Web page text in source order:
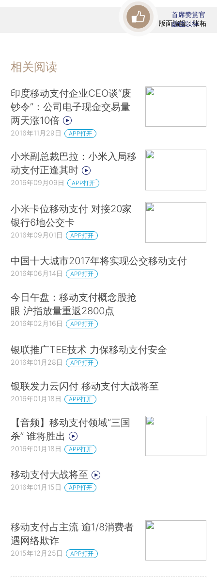
版面编辑：张柘
首席赞赏官
虚位以待
相关阅读
印度移动支付企业CEO谈“废
钞令”：公司电子现金交易量
两天涨10倍
2016年11月29日 APP打开
小米副总裁巴拉：小米入局移
动支付正逢其时
2016年09月09日 APP打开
小米卡位移动支付 对接20家
银行6地公交卡
2016年09月01日 APP打开
中国十大城市2017年将实现公交移动支付
2016年06月14日 APP打开
今日午盘：移动支付概念股抢
眼 沪指放量重返2800点
2016年02月16日 APP打开
银联推广TEE技术 力保移动支付安全
2016年01月28日 APP打开
银联发力云闪付 移动支付大战将至
2016年01月18日 APP打开
【音频】移动支付领域“三国
杀” 谁将胜出
2016年01月18日 APP打开
移动支付大战将至
2016年01月15日 APP打开
移动支付占主流 逾1/8消费者
遇网络欺诈
2015年12月25日 APP打开